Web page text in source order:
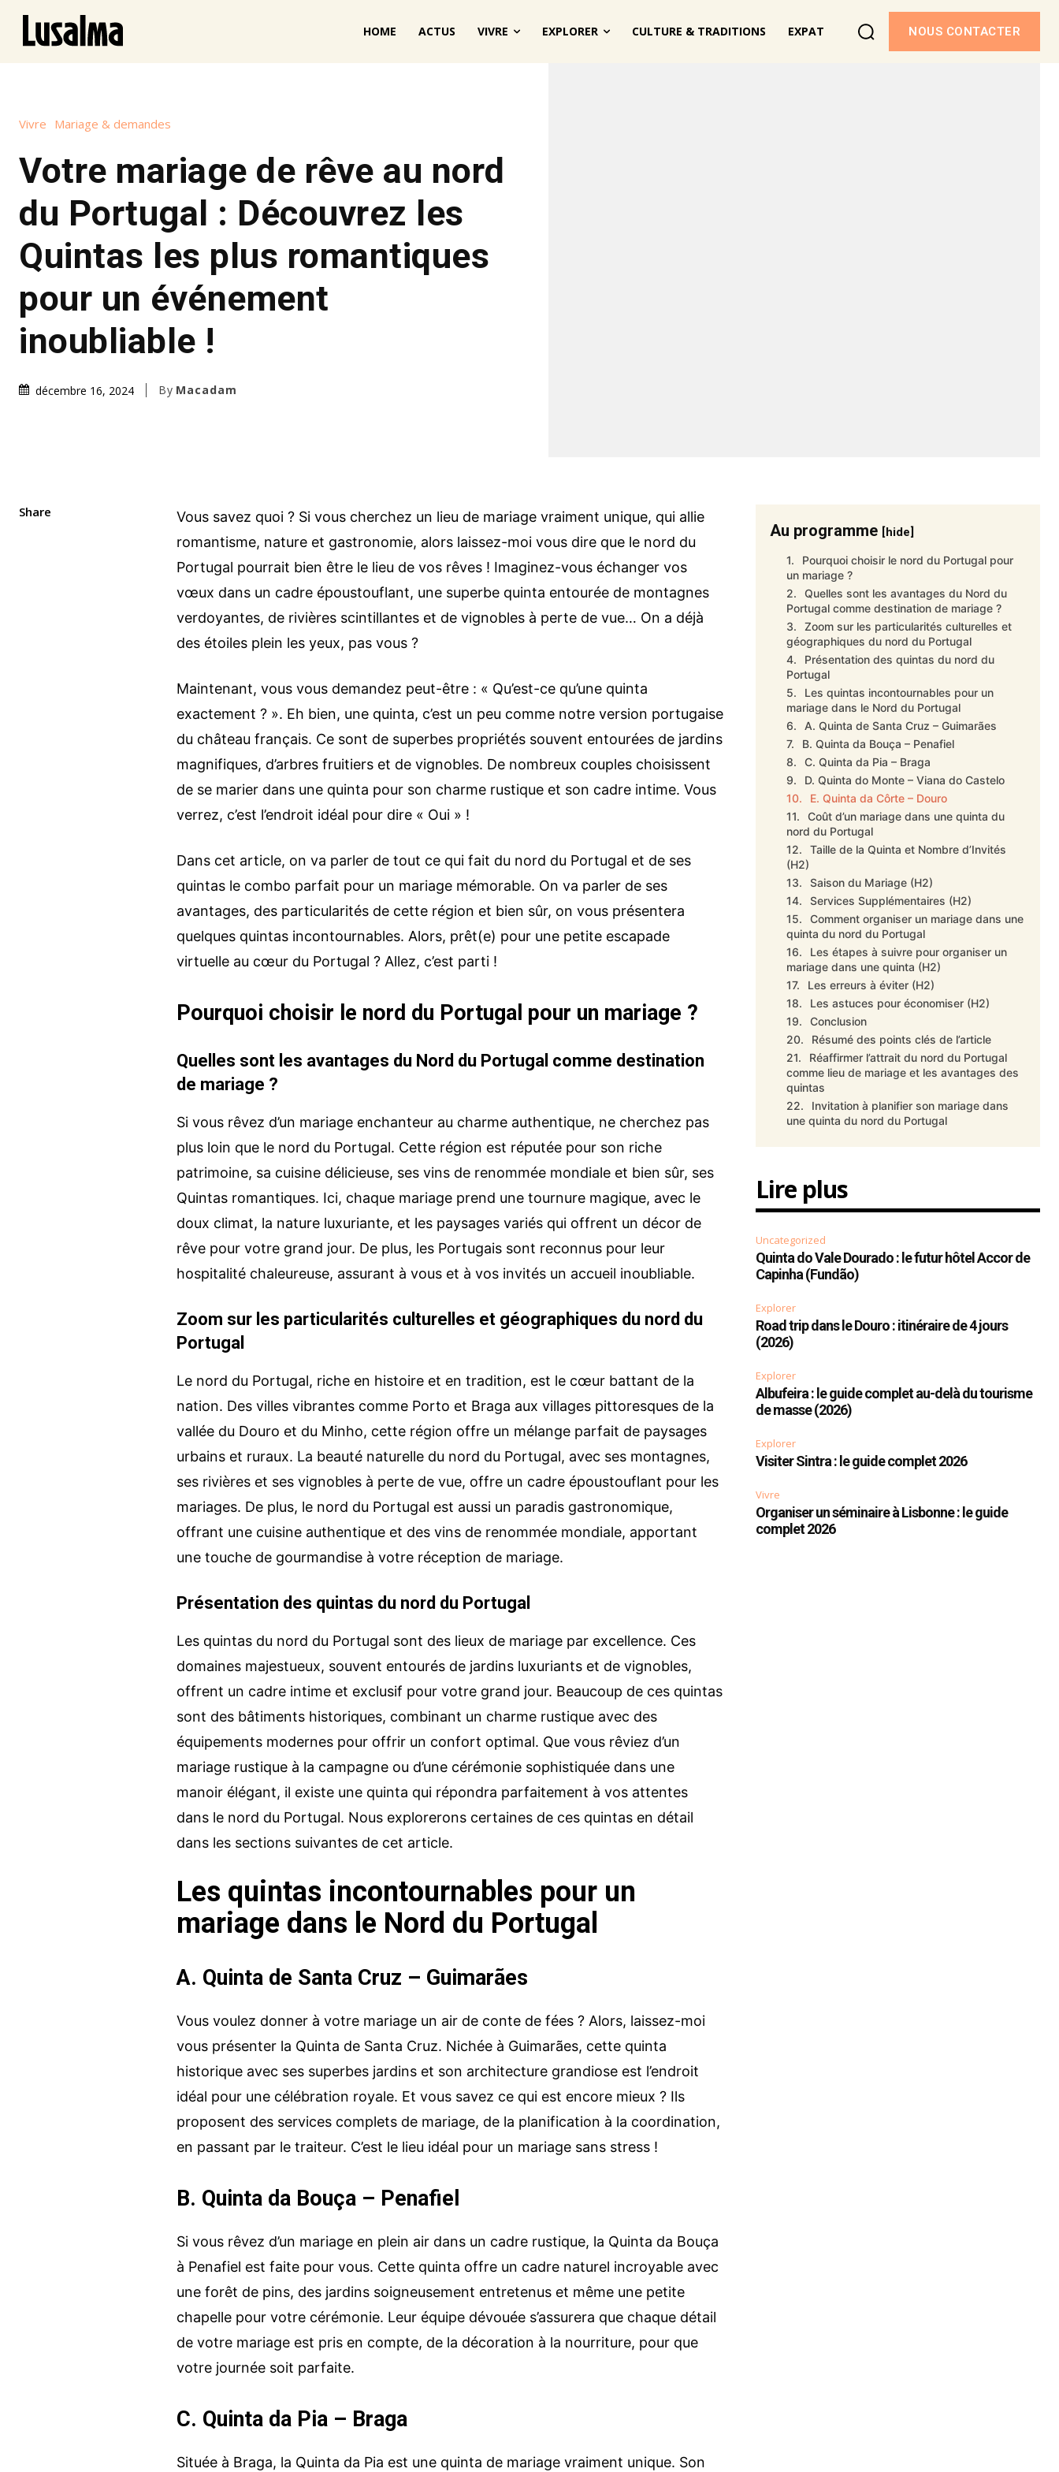
Un projet au Portugal
? Parlons-en !
Avec une bonne connaissance du Portugal, Lusalma
accompagne tous les projets sur place :
événéments, mariages, voyages et plus encore !
Votre nom et prénom
Objet de votre demande
Votre message
HOME ACTUS VIVRE EXPLORER CULTURE & TRADITIONS EXPAT NOUS CONTACTER
Vivre Mariage & demandes
Votre mariage de rêve au nord
du Portugal : Découvrez les
Quintas les plus romantiques
pour un événement
inoubliable !
décembre 16, 2024 By Macadam
Share
Vous savez quoi ? Si vous cherchez un lieu de mariage vraiment unique, qui allie
romantisme, nature et gastronomie, alors laissez-moi vous dire que le nord du
Portugal pourrait bien être le lieu de vos rêves ! Imaginez-vous échanger vos
vœux dans un cadre époustouflant, une superbe quinta entourée de montagnes
verdoyantes, de rivières scintillantes et de vignobles à perte de vue… On a déjà
des étoiles plein les yeux, pas vous ?
Maintenant, vous vous demandez peut-être : « Qu’est-ce qu’une quinta
exactement ? ». Eh bien, une quinta, c’est un peu comme notre version portugaise
du château français. Ce sont de superbes propriétés souvent entourées de jardins
magnifiques, d’arbres fruitiers et de vignobles. De nombreux couples choisissent
de se marier dans une quinta pour son charme rustique et son cadre intime. Vous
verrez, c’est l’endroit idéal pour dire « Oui » !
Dans cet article, on va parler de tout ce qui fait du nord du Portugal et de ses
quintas le combo parfait pour un mariage mémorable. On va parler de ses
avantages, des particularités de cette région et bien sûr, on vous présentera
quelques quintas incontournables. Alors, prêt(e) pour une petite escapade
virtuelle au cœur du Portugal ? Allez, c’est parti !
Pourquoi choisir le nord du Portugal pour un mariage ?
Quelles sont les avantages du Nord du Portugal comme destination
de mariage ?
Si vous rêvez d’un mariage enchanteur au charme authentique, ne cherchez pas
plus loin que le nord du Portugal. Cette région est réputée pour son riche
patrimoine, sa cuisine délicieuse, ses vins de renommée mondiale et bien sûr, ses
Quintas romantiques. Ici, chaque mariage prend une tournure magique, avec le
doux climat, la nature luxuriante, et les paysages variés qui offrent un décor de
rêve pour votre grand jour. De plus, les Portugais sont reconnus pour leur
hospitalité chaleureuse, assurant à vous et à vos invités un accueil inoubliable.
Zoom sur les particularités culturelles et géographiques du nord du
Portugal
Le nord du Portugal, riche en histoire et en tradition, est le cœur battant de la
nation. Des villes vibrantes comme Porto et Braga aux villages pittoresques de la
vallée du Douro et du Minho, cette région offre un mélange parfait de paysages
urbains et ruraux. La beauté naturelle du nord du Portugal, avec ses montagnes,
ses rivières et ses vignobles à perte de vue, offre un cadre époustouflant pour les
mariages. De plus, le nord du Portugal est aussi un paradis gastronomique,
offrant une cuisine authentique et des vins de renommée mondiale, apportant
une touche de gourmandise à votre réception de mariage.
Présentation des quintas du nord du Portugal
Les quintas du nord du Portugal sont des lieux de mariage par excellence. Ces
domaines majestueux, souvent entourés de jardins luxuriants et de vignobles,
offrent un cadre intime et exclusif pour votre grand jour. Beaucoup de ces quintas
sont des bâtiments historiques, combinant un charme rustique avec des
équipements modernes pour offrir un confort optimal. Que vous rêviez d’un
mariage rustique à la campagne ou d’une cérémonie sophistiquée dans une
manoir élégant, il existe une quinta qui répondra parfaitement à vos attentes
dans le nord du Portugal. Nous explorerons certaines de ces quintas en détail
dans les sections suivantes de cet article.
Les quintas incontournables pour un
mariage dans le Nord du Portugal
A. Quinta de Santa Cruz – Guimarães
Vous voulez donner à votre mariage un air de conte de fées ? Alors, laissez-moi
vous présenter la Quinta de Santa Cruz. Nichée à Guimarães, cette quinta
historique avec ses superbes jardins et son architecture grandiose est l’endroit
idéal pour une célébration royale. Et vous savez ce qui est encore mieux ? Ils
proposent des services complets de mariage, de la planification à la coordination,
en passant par le traiteur. C’est le lieu idéal pour un mariage sans stress !
B. Quinta da Bouça – Penafiel
Si vous rêvez d’un mariage en plein air dans un cadre rustique, la Quinta da Bouça
à Penafiel est faite pour vous. Cette quinta offre un cadre naturel incroyable avec
une forêt de pins, des jardins soigneusement entretenus et même une petite
chapelle pour votre cérémonie. Leur équipe dévouée s’assurera que chaque détail
de votre mariage est pris en compte, de la décoration à la nourriture, pour que
votre journée soit parfaite.
C. Quinta da Pia – Braga
Située à Braga, la Quinta da Pia est une quinta de mariage vraiment unique. Son
Au programme [hide]
Pourquoi choisir le nord du Portugal pour
un mariage ?
Quelles sont les avantages du Nord du
Portugal comme destination de mariage ?
Zoom sur les particularités culturelles et
géographiques du nord du Portugal
Présentation des quintas du nord du
Portugal
Les quintas incontournables pour un
mariage dans le Nord du Portugal
A. Quinta de Santa Cruz – Guimarães
B. Quinta da Bouça – Penafiel
C. Quinta da Pia – Braga
D. Quinta do Monte – Viana do Castelo
E. Quinta da Côrte – Douro
Coût d’un mariage dans une quinta du
nord du Portugal
Taille de la Quinta et Nombre d’Invités
(H2)
Saison du Mariage (H2)
Services Supplémentaires (H2)
Comment organiser un mariage dans une
quinta du nord du Portugal
Les étapes à suivre pour organiser un
mariage dans une quinta (H2)
Les erreurs à éviter (H2)
Les astuces pour économiser (H2)
Conclusion
Résumé des points clés de l’article
Réaffirmer l’attrait du nord du Portugal
comme lieu de mariage et les avantages des
quintas
Invitation à planifier son mariage dans
une quinta du nord du Portugal
Lire plus
Uncategorized
Quinta do Vale Dourado : le futur hôtel Accor de
Capinha (Fundão)
Explorer
Road trip dans le Douro : itinéraire de 4 jours
(2026)
Explorer
Albufeira : le guide complet au-delà du tourisme
de masse (2026)
Explorer
Visiter Sintra : le guide complet 2026
Vivre
Organiser un séminaire à Lisbonne : le guide
complet 2026